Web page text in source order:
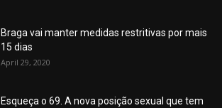
Braga vai manter medidas restritivas por mais
15 dias
April 29, 2020
Esqueça o 69. A nova posição sexual que tem